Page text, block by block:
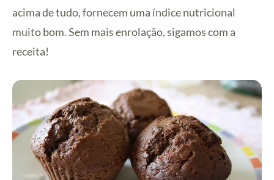
acima de tudo, fornecem uma índice nutricional
muito bom. Sem mais enrolação, sigamos com a
receita!